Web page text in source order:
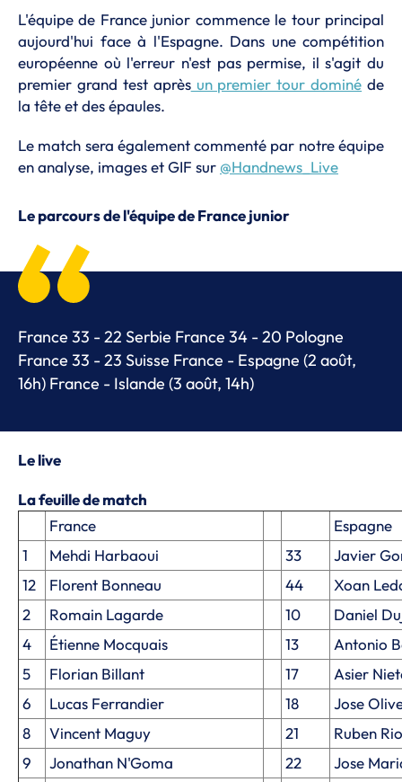
L'équipe de France junior commence le tour principal
aujourd'hui face à l'Espagne. Dans une compétition
européenne où l'erreur n'est pas permise, il s'agit du
premier grand test aprèsun premier tour dominé de
la tête et des épaules.
Le match sera également commenté par notre équipe
en analyse, images et GIF sur @Handnews_Live
Le parcours de l'équipe de France junior
France 33 - 22 Serbie France 34 - 20 Pologne
France 33 - 23 Suisse France - Espagne (2 août,
16h) France - Islande (3 août, 14h)
Le live
La feuille de match
France
Espagne
1
Mehdi Harbaoui 33
Javier
12
Florent Bonneau 44
Xoan
2
Romain Lagarde 10
Daniel
4
Étienne Mocquais 13
Antonio
5
Florian Billant 17
Asier
6
Lucas Ferrandier 18
Jose
8
Vincent Maguy 21
Ruben
9
Jonathan N'Goma 22
Jose